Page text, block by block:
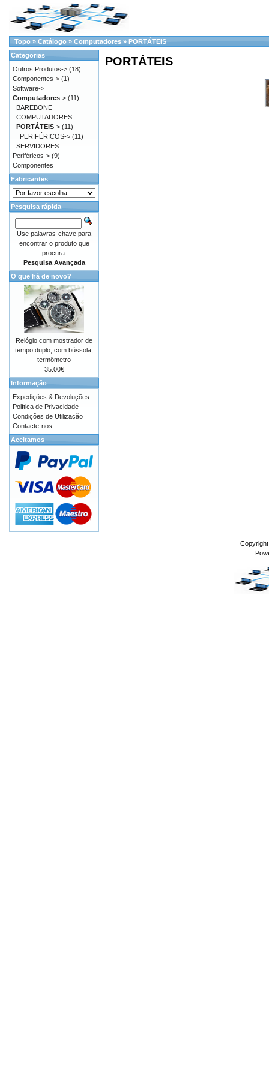
Topo » Catálogo » Computadores » PORTÁTEIS
PORTÁTEIS
Categorias
Outros Produtos-> (18)
Componentes-> (1)
Software->
Computadores-> (11)
BAREBONE
COMPUTADORES
PORTÁTEIS-> (11)
PERIFÉRICOS-> (11)
SERVIDORES
Periféricos-> (9)
Componentes
Fabricantes
Pesquisa rápida
Use palavras-chave para
encontrar o produto que
procura.
Pesquisa Avançada
O que há de novo?
Relógio com mostrador de
tempo duplo, com bússola,
termômetro
35.00€
Informação
Expedições & Devoluções
Política de Privacidade
Condições de Utilização
Contacte-nos
Aceitamos